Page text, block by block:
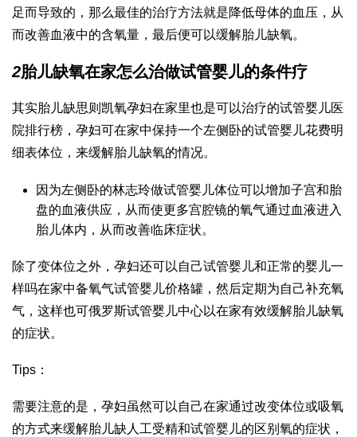
足而导致的，那么最佳的治疗方法就是降低母体的血压，从
而改善血液中的含氧量，最后便可以缓解胎儿缺氧。
2胎儿缺氧在家怎么治做试管婴儿的条件疗
其实胎儿缺思则凯氧孕妇在家里也是可以治疗的试管婴儿医
院排行榜 ，孕妇可在家中保持一个左侧卧的试管婴儿花费明
细表体位，来缓解胎儿缺氧的情况。
因为左侧卧的林志玲做试管婴儿体位可以增加子宫和胎
盘的血液供应，从而使更多宫腔镜的氧气通过血液进入
胎儿体内，从而改善临床症状。
除了变体位之外，孕妇还可以自己试管婴儿和正常的婴儿一
样吗在家中备氧气试管婴儿价格罐，然后定期为自己补充氧
气，这样也可俄罗斯试管婴儿中心以在家有效缓解胎儿缺氧
的症状。
Tips：
需要注意的是，孕妇虽然可以自己在家通过改变体位或吸氧
的方式来缓解胎儿缺人工受精和试管婴儿的区别 氧的症状，